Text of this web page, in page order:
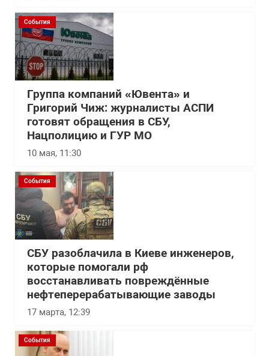
События
Группа компаний «Ювента» и
Григорий Чиж: журналисты АСПИ
готовят обращения в СБУ,
Нацполицию и ГУР МО
10 мая, 11:30
События
СБУ разоблачила в Киеве инженеров,
которые помогали рф
восстанавливать повреждённые
нефтеперерабатывающие заводы
17 марта, 12:39
События